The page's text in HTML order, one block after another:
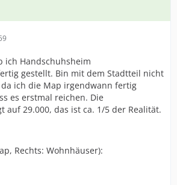
ich Handschuhsheim
gestellt. Bin mit dem Stadtteil nicht
ich die Map irgendwann fertig
es erstmal reichen. Die
auf 29.000, das ist ca. 1/5 der Realität.
Rechts: Wohnhäuser):